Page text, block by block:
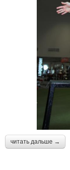
читать дальше →